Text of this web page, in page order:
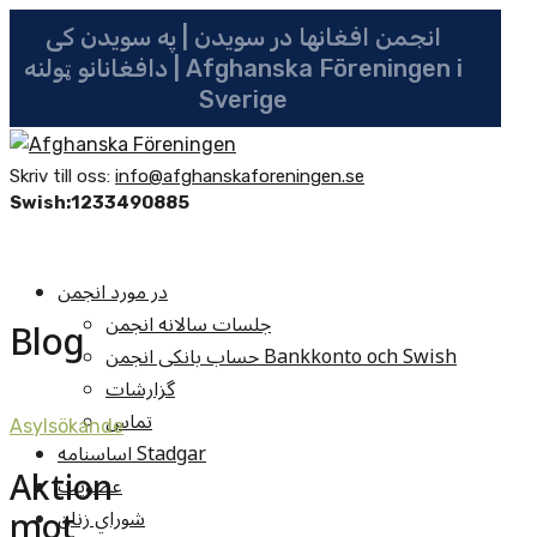
انجمن افغانها در سویدن | په سویدن کی
دافغانانو ټولنه | Afghanska Föreningen i
Sverige
Skriv till oss: info@afghanskaforeningen.se
Swish:1233490885
در مورد انجمن
جلسات سالانه انجمن
حساب بانکی انجمن Bankkonto och Swish
گزارشات
تماس
اساسنامه Stadgar
عضویت
شوراي زنان
Blog
Asylsökande
Aktion